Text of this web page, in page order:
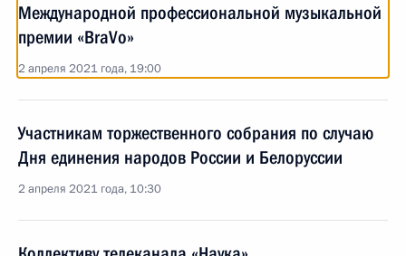
Международной профессиональной музыкальной
премии «BraVo»
2 апреля 2021 года, 19:00
Участникам торжественного собрания по случаю
Дня единения народов России и Белоруссии
2 апреля 2021 года, 10:30